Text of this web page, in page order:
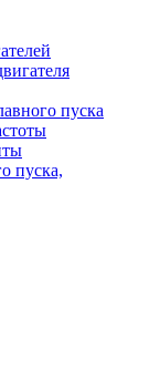
пуска
пуска,